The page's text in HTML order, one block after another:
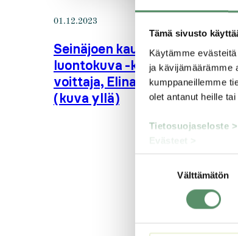
Tämä sivusto
Käytämme
ja kävijämäärämme
kumppaneillemme
olet antanut heille
Tietosuojaseloste >
Evästeet >
Välttämätön
01.12.2023
Seinäjoen kaunein
luontokuva -kilpailun
voittaja, Elina Kankaisto
(kuva yllä)